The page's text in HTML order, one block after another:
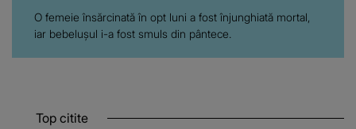
O femeie însărcinată în opt luni a fost înjunghiată mortal,
iar bebelușul i-a fost smuls din pântece.
Top citite